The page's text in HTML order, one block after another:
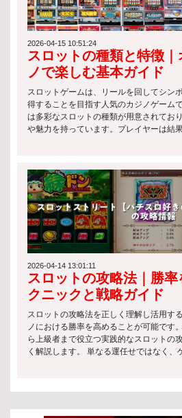
と法律は密接に関係しており、単なる娯
した上で楽しむゲーム」であることを意
ロットゲームの種類 クラシックスロット
もシンプルな構造を持つ伝統的なスロッ
構成で、初心者でも理解しやすいのが特
通りです： シンプルなルールで直感的に
などの基本シンボルが中心 配当は控えめ
トと法律の観点から見ても、こうした基
たり規制対象として安定的に運用されて
デオスロットは、現代的なグラフィック
た人気の高いタイプです。エンターテイ
の観点では、これらのゲームもライセン
必要があり、公正性の確保が重視されて
ャックポットスロット プログレッシブジ
プレイヤーのベットが蓄積されて巨大な
プです。一攫千金のチャンスがある一方
です。 主な特徴： プレイごとにジャッ
イヤーで賞金が共有される仕組み 高リス
スロットと法律の枠組みでは、こうした
格な監督のもとで運営されることが一般
シンの規制 法律による制約 スロットと法
では以下のような制約が設けられていま
として特定の施設でのみ利用可能 賭博行
り、例外的に認められた環境のみ合法 運
監督が必要 このように、日本ではスロッ
ており、自由なプレイ環境は限定されて
2026-04-15 10:51:24
スロットの種類と特徴
ノで楽しむ基本ガイド
スロットゲームは、リールを回してシン
得することを目指す人気のカジノゲーム
は多彩なスロットの種類が用意されてお
や魅力を持っています。プレイヤーは結
タイルに合ったスロットを選ぶことで、
験が可能になります。ここでは代表的な
説します。 クラシックスロット クラシ
リール構成を採用したシンプルなスロッ
りやすく、ルールも簡単なため、初心者
インやシンプルな配当システムが特徴で
オスロット ビデオスロットは、現代のオ
のあるスロットの種類です。5リール以上
ックスやアニメーション、ストーリー性
も豊富で、プレイヤーを飽きさせない設
レッシブスロット プログレッシブスロッ
レイヤーのベットによって増加し続ける
の当選で非常に高額な賞金を獲得できる
イヤーに人気があります。夢のある一攫
めです。 スロットの遊び方 ベットの設
2026-04-14 13:01:11
スロットの攻略法｜勝
クニックと戦略ガイド
スロットの攻略法を正しく理解し活用す
ノにおける勝率を高めることが可能です
ら上級者まで役立つ実践的なスロットの
く解説します。 単なる運任せではなく、